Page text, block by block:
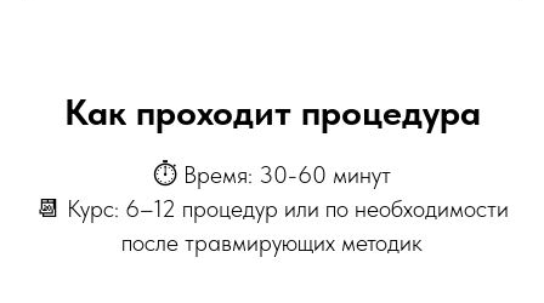
Как проходит процедура
⏱ Время: 30-60 минут
📆 Курс: 6–12 процедур или по необходимости
после травмирующих методик